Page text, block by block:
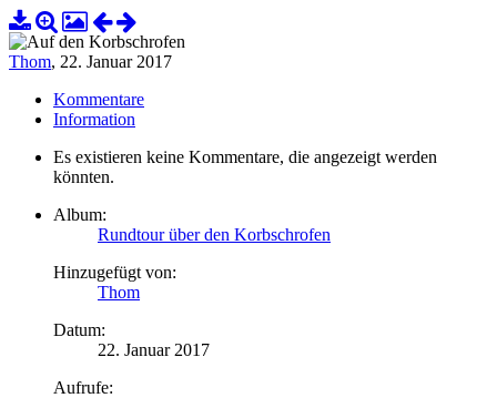
Thom, 22. Januar 2017
Kommentare
Information
Es existieren keine Kommentare, die angezeigt werden
könnten.
Album:
Rundtour über den Korbschrofen
Hinzugefügt von:
Thom
Datum:
22. Januar 2017
Aufrufe: